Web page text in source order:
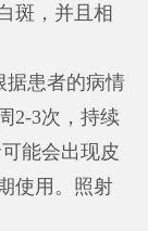
斑，并且相
据患者的病情
2-3次，持续
能会出现皮
使用。照射